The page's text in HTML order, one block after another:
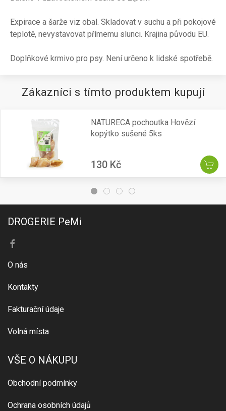
Expirace a šarže viz obal. Skladovat v suchu a při pokojové
teplotě, nevystavovat přímemu slunci. Krajina původu EU.
Doplňkové krmivo pro psy. Není určeno k lidské spotřebě.
Zákazníci s tímto produktem kupují
NATURECA pochoutka Hovězí
kopýtko sušené 5ks
130 Kč
DROGERIE PeMi
O nás
Kontakty
Fakturační údaje
Volná místa
VŠE O NÁKUPU
Obchodní podmínky
Ochrana osobních údajů